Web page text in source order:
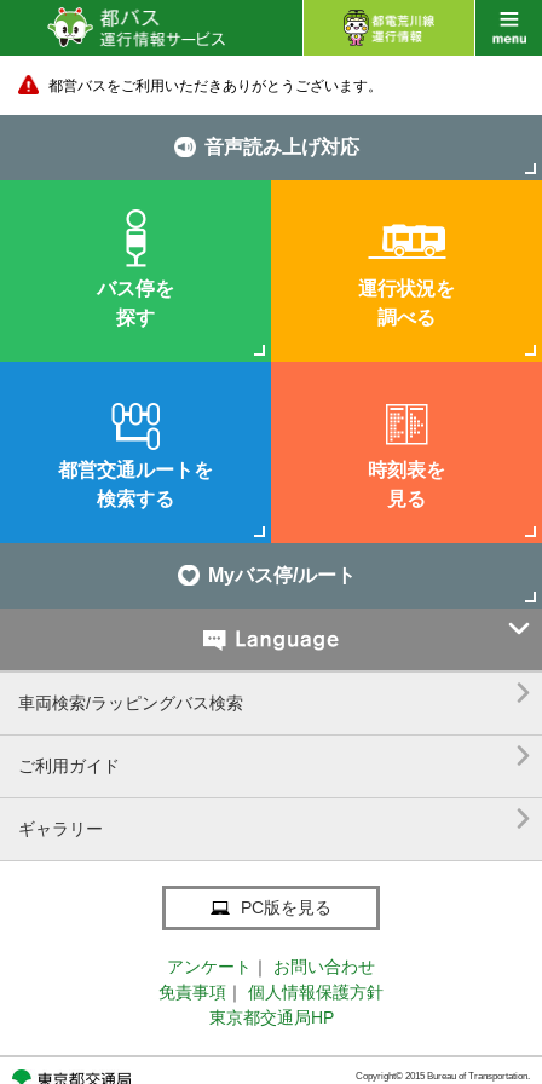
都営バスをご利用いただきありがとうございます。
音声読み上げ対応
バス停を
探す
運行状況を
調べる
都営交通ルートを
検索する
時刻表を
見る
Myバス停/ルート

車両検索/ラッピングバス検索 
ご利用ガイド 
ギャラリー 
PC版を見る
アンケート ｜
お問い合わせ
免責事項 ｜
個人情報保護方針
東京都交通局HP
Copyright© 2015 Bureau of Transportation.